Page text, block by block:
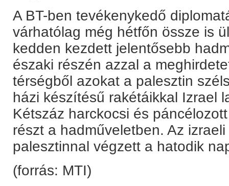
A BT-ben tevékenykedő
várhatólag még hétfőn össze is
kedden kezdett jelentősebb
északi részén azzal a
térségből azokat a palesztin
házi készítésű rakétáikkal Izrael
Kétszáz harckocsi és
részt a hadműveletben. Az
palesztinnal végzett a hatodik
(forrás: MTI)